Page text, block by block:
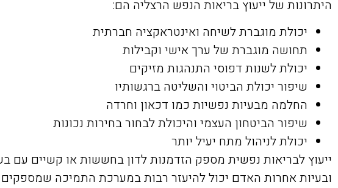
היתרונות של ייעוץ בריאות הנפש הרצליה הם:
יכולת מוגברת לשיחה ואינטראקציה חברתית
תחושה מוגברת של ערך אישי וקבילות
יכולת לשנות דפוסי התנהגות מזיקים
שיפור יכולת הביטוי והשליטה ברגשותיו
החלמה מבעיות נפשיות כמו דכאון וחרדה
שיפור הביטחון העצמי והיכולת לבחור בחירות נכונות
יכולת לניהול מתח יעיל יותר
ייעוץ לבריאות נפשית מספק הזדמנות לדון בחששות או קשיים
ובעיות אחרות האדם יכול להיעזר רבות במערכת התמיכה שמספקים